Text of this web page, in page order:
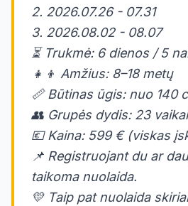
2. 2026.07.26 - 07.31
3. 2026.08.02 - 08.07
⏳ Trukmė: 6 dienos / 5
👧👦 Amžius: 8–18 metų
📏 Būtinas ūgis: nuo 140
👥 Grupės dydis: 23 vaikai
💶 Kaina: 599 € (viskas
📌 Registruojant du ar
taikoma nuolaida.
💛 Taip pat nuolaida